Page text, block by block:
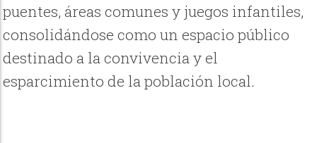
puentes, áreas comunes y juegos infantiles,
consolidándose como un espacio público
destinado a la convivencia y el
esparcimiento de la población local.